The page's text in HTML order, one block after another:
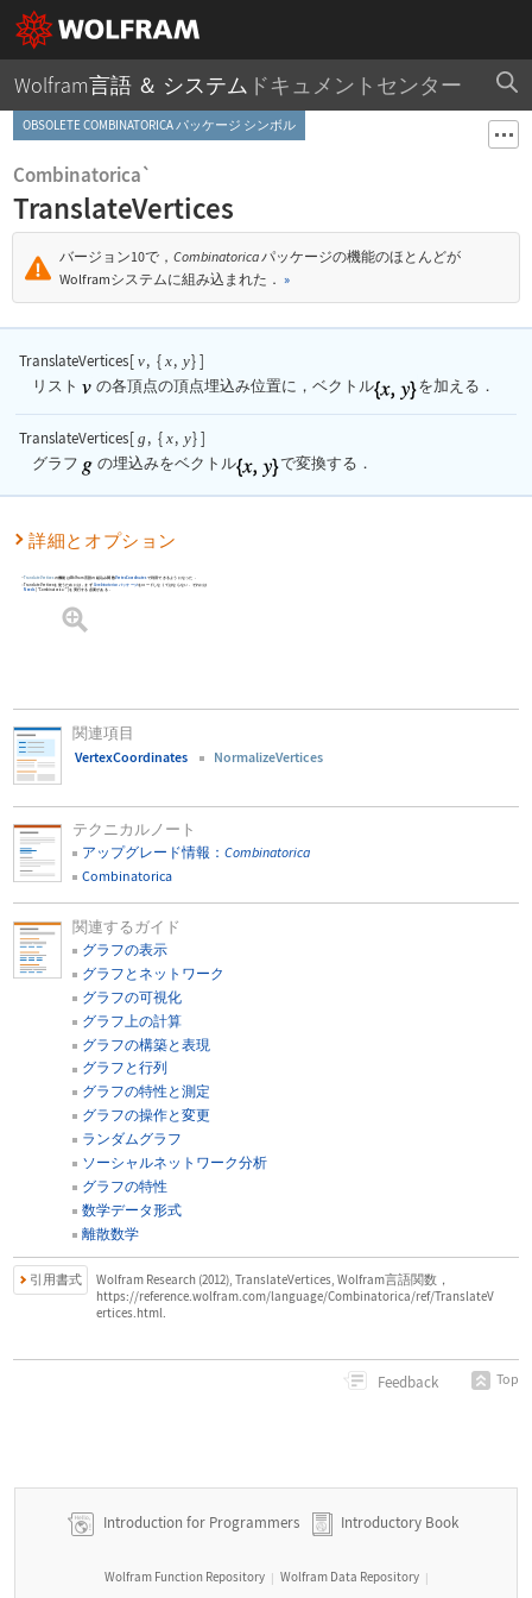
Wolfram言語 ＆ システム ドキュメントセンター
OBSOLETE COMBINATORICA パッケージ シンボル
Combinatorica`
TranslateVertices
バージョン10で， Combinatoricaパッケージの機能のほとんどが
Wolframシステムに組み込まれた． »
TranslateVertices[ v, { x, y}]
リスト の各頂点の頂点埋込み位置に，ベクトル を加える．
TranslateVertices[ g , { x, y}]
グラフ の埋込みをベクトル で変換する．
詳細とオプション
TranslateVertices の機能はWolfram言語の組込み関数VertexCoordinates で利用できるようになった．
TranslateVerticesを使うためには，まず Combinatoricaパッケージをロードしなくてはならない．それには
Needs
"Combinatorica`"] を実行する必要がある．
関連項目
VertexCoordinates NormalizeVertices
テクニカルノート
アップグレード情報：Combinatorica
Combinatorica
関連するガイド
グラフの表示
グラフとネットワーク
グラフの可視化
グラフ上の計算
グラフの構築と表現
グラフと行列
グラフの特性と測定
グラフの操作と変更
ランダムグラフ
ソーシャルネットワーク分析
グラフの特性
数学データ形式
離散数学
引用書式
Wolfram Research (2012), TranslateVertices, Wolfram言語関数，
https://reference.wolfram.com/language/Combinatorica/ref/TranslateV
ertices.html.
Feedback Top
Introduction for Programmers Introductory Book
Wolfram Function Repository | Wolfram Data Repository |